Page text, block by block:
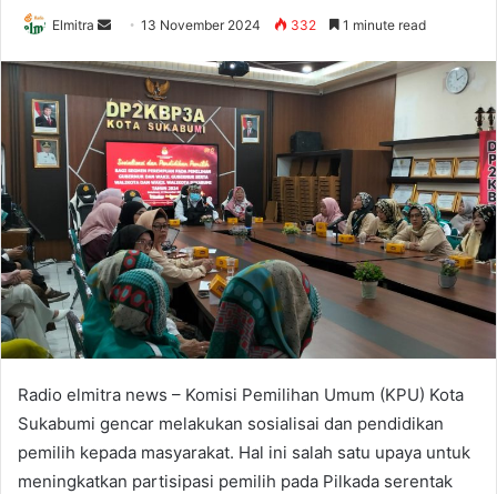
Elmitra
Send
email
13 November 2024 332 1 minute read
Radio elmitra news – Komisi Pemilihan Umum (KPU) Kota
Sukabumi gencar melakukan sosialisai dan pendidikan
pemilih kepada masyarakat. Hal ini salah satu upaya untuk
meningkatkan partisipasi pemilih pada Pilkada serentak